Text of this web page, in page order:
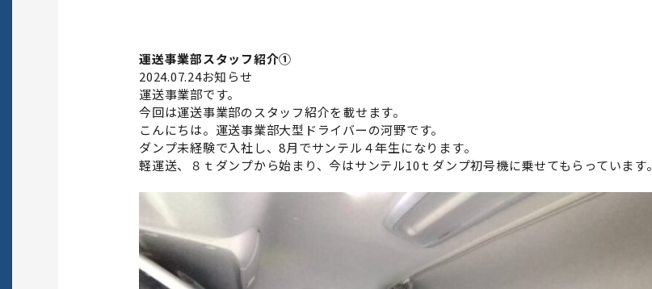
運送事業部スタッフ紹介①
2024.07.24お知らせ
運送事業部です。
今回は運送事業部のスタッフ紹介を載せます。
こんにちは。運送事業部大型ドライバーの河野です。
ダンプ未経験で入社し、8月でサンテル４年生になります。
軽運送、８ｔダンプから始まり、今はサンテル10ｔダンプ初号機に乗せてもらっています。